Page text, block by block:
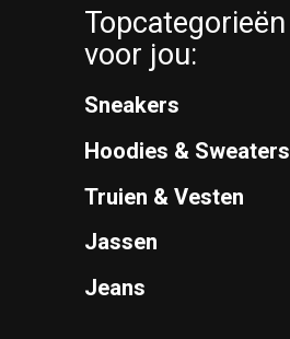
Topcategorieën
voor jou:
Sneakers
Hoodies & Sweaters
Truien & Vesten
Jassen
Jeans